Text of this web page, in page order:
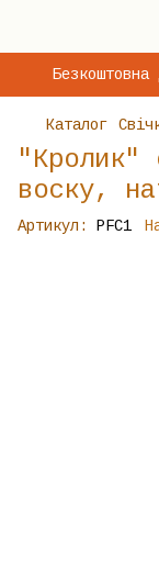
Каталог
"Кролик"
воску,
Артикул: PFC1